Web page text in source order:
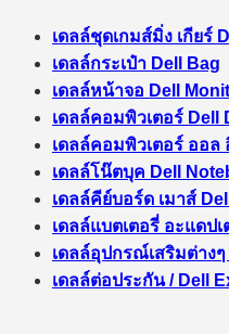
เดลล์ชุดเกมส์มิ่ง เกียร์
เดลล์กระเป๋า Dell Bag
เดลล์หน้าจอ Dell
เดลล์คอมพิวเตอร์ Dell
เดลล์คอมพิวเตอร์ ออล
เดลล์โน๊ตบุค Dell
เดลล์คีย์บอร์ด เมาส์
เดลล์แบตเตอรี่ อะแดป
เดลล์อุปกรณ์เสริมต่าง
เดลล์ต่อประกัน / Dell